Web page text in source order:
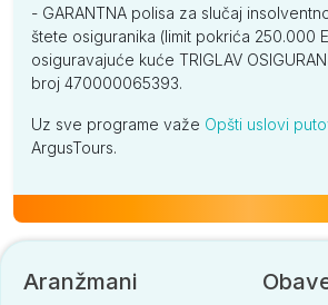
- GARANTNA polisa za slučaj
štete osiguranika (limit pokrića 250.000
osiguravajuće kuće TRIGLAV
broj 470000065393.
Uz sve programe važe Opšti uslovi
ArgusTours.
Aranžmani